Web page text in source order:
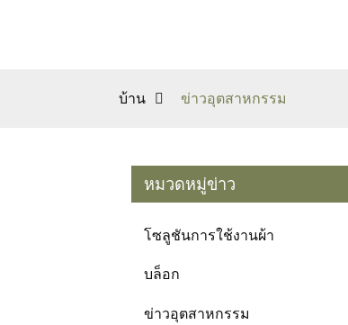
บ้าน ข่าวอุตสาหกรรม
หมวดหมู่ข่าว
โซลูชันการใช้งานผ้า
บล็อก
ข่าวอุตสาหกรรม